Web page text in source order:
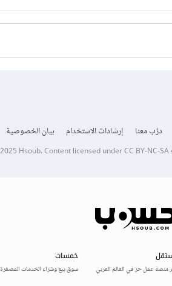
درّب معنا إرشادات الاستخدام بيان الخصوصية
Hsoub.Content licensed underCC BY-NC-SA